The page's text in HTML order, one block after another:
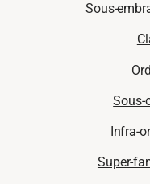
Sous-
Sous-
Infra-
Super-